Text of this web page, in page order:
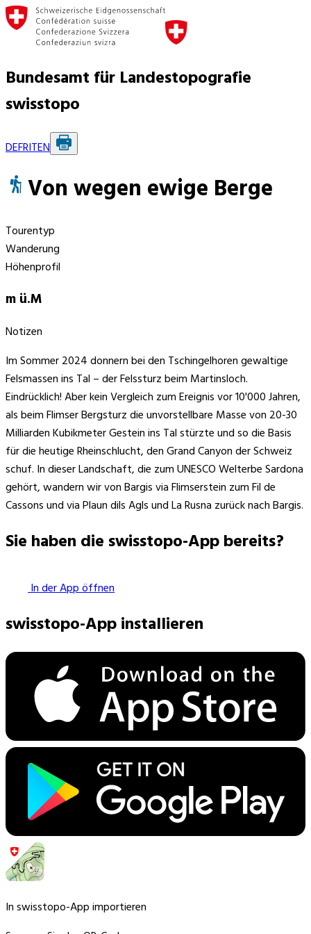
Bundesamt für Landestopografie
swisstopo
DEFRITEN
Von wegen ewige Berge
Tourentyp
Wanderung
Höhenprofil
m ü.M
Notizen
Im Sommer 2024 donnern bei den Tschingelhoren gewaltige
Felsmassen ins Tal – der Felssturz beim Martinsloch.
Eindrücklich! Aber kein Vergleich zum Ereignis vor 10'000 Jahren,
als beim Flimser Bergsturz die unvorstellbare Masse von 20-30
Milliarden Kubikmeter Gestein ins Tal stürzte und so die Basis
für die heutige Rheinschlucht, den Grand Canyon der Schweiz
schuf. In dieser Landschaft, die zum UNESCO Welterbe Sardona
gehört, wandern wir von Bargis via Flimserstein zum Fil de
Cassons und via Plaun dils Agls und La Rusna zurück nach Bargis.
Sie haben die swisstopo-App bereits?
In der App öffnen
swisstopo-App installieren
In swisstopo-App importieren